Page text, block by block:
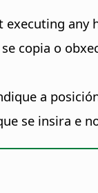
executing any
copia o
a
se insira e